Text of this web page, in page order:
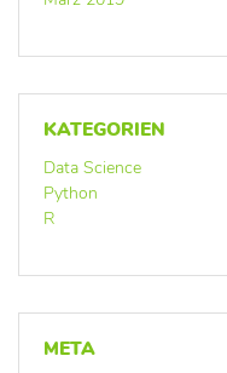
KATEGORIEN
Data Science
Python
R
META